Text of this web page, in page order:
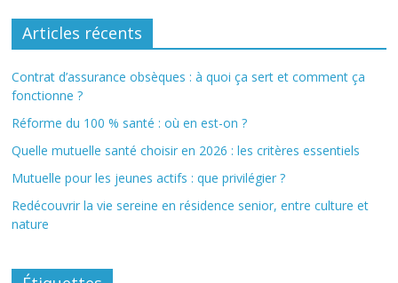
Articles récents
Contrat d’assurance obsèques : à quoi ça sert et comment ça
fonctionne ?
Réforme du 100 % santé : où en est-on ?
Quelle mutuelle santé choisir en 2026 : les critères essentiels
Mutuelle pour les jeunes actifs : que privilégier ?
Redécouvrir la vie sereine en résidence senior, entre culture et
nature